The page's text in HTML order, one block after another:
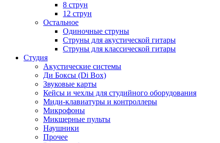
8 струн
12 струн
Остальное
Одиночные струны
Струны для акустической гитары
Струны для классической гитары
Студия
Акустические системы
Ди Боксы (Di Box)
Звуковые карты
Кейсы и чехлы для студийного оборудования
Миди-клавиатуры и контроллеры
Микрофоны
Микшерные пульты
Наушники
Прочее